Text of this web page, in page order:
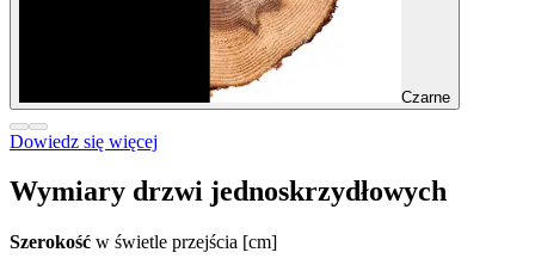
Czarne
Dowiedz się więcej
Wymiary drzwi jednoskrzydłowych
Szerokość w świetle przejścia [cm]